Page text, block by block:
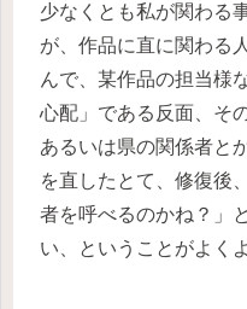
少なくとも私が関わる
が、作品に直に関わる
んで、某作品の担当様
心配」である反面、そ
あるいは県の関係者と
を直したとて、修復後
者を呼べるのかね？」
い、ということがよく